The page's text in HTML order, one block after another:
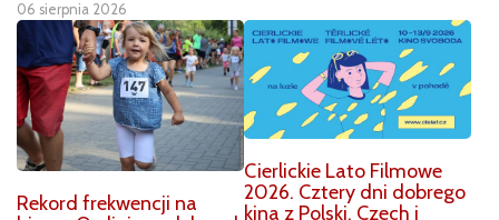
06 sierpnia 2026
Rekord frekwencji na
Cierlickie Lato Filmowe
2026. Cztery dni dobrego
kina z Polski, Czech i